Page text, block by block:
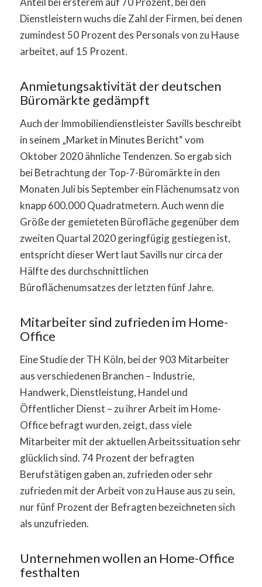
Dienstleistern wuchs die Zahl der Firmen, bei denen
zumindest 50 Prozent des Personals von zu Hause
arbeitet, auf 15 Prozent.
Anmietungsaktivität der deutschen
Büromärkte gedämpft
Auch der Immobiliendienstleister Savills beschreibt
in seinem „Market in Minutes Bericht“ vom
Oktober 2020 ähnliche Tendenzen. So ergab sich
bei Betrachtung der Top-7-Büromärkte in den
Monaten Juli bis September ein Flächenumsatz von
knapp 600.000 Quadratmetern. Auch wenn die
Größe der gemieteten Bürofläche gegenüber dem
zweiten Quartal 2020 geringfügig gestiegen ist,
entspricht dieser Wert laut Savills nur circa der
Hälfte des durchschnittlichen
Büroflächenumsatzes der letzten fünf Jahre.
Mitarbeiter sind zufrieden im Home-
Office
Eine Studie der TH Köln, bei der 903 Mitarbeiter
aus verschiedenen Branchen – Industrie,
Handwerk, Dienstleistung, Handel und
Öffentlicher Dienst – zu ihrer Arbeit im Home-
Office befragt wurden, zeigt, dass viele
Mitarbeiter mit der aktuellen Arbeitssituation sehr
glücklich sind. 74 Prozent der befragten
Berufstätigen gaben an, zufrieden oder sehr
zufrieden mit der Arbeit von zu Hause aus zu sein,
nur fünf Prozent der Befragten bezeichneten sich
als unzufrieden.
Unternehmen wollen an Home-Office
festhalten